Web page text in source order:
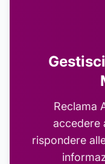
Reclama
accedere
rispondere